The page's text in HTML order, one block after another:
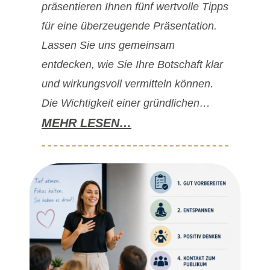
präsentieren Ihnen fünf wertvolle Tipps
für eine überzeugende Präsentation.
Lassen Sie uns gemeinsam
entdecken, wie Sie Ihre Botschaft klar
und wirkungsvoll vermitteln können.
Die Wichtigkeit einer gründlichen…
MEHR LESEN…